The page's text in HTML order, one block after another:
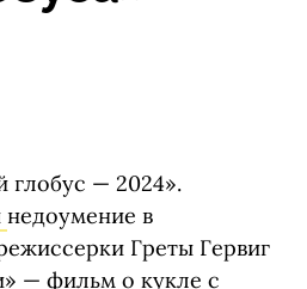
глобус — 2024».
недоумение в
Греты Гервиг
— фильм о кукле с